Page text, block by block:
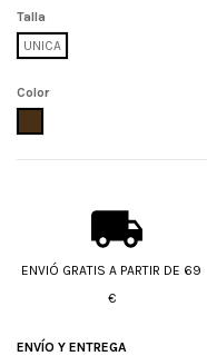
Talla
UNICA
Color
ENVIÓ GRATIS A PARTIR DE 69
€
ENVÍO Y ENTREGA